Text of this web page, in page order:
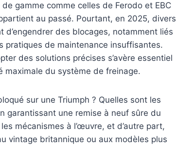
gamme comme celles de Ferodo et EBC
au passé. Pourtant, en 2025, divers
des blocages, notamment liés
pratiques de maintenance insuffisantes.
des solutions précises s’avère essentiel
maximale du système de freinage.
sur une Triumph ? Quelles sont les
garantissant une remise à neuf sûre du
mécanismes à l’œuvre, et d’autre part,
vintage britannique ou aux modèles plus